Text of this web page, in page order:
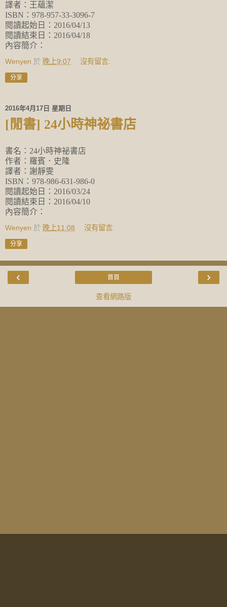
譯者：王蘊潔
ISBN：978-957-33-3096-7
閱讀起始日：2016/04/13
閱讀結束日：2016/04/18
內容簡介：
Wenyen 於 晚上9:07 沒有留言:
分享
2016年4月17日 星期日
[閒書] 24小時神祕書店
書名：24小時神祕書店
作者：羅賓．史隆
譯者：謝靜雯
ISBN：978-986-631-986-0
閱讀起始日：2016/03/24
閱讀結束日：2016/04/10
內容簡介：
Wenyen 於 晚上11:08 沒有留言:
分享
‹ ›
首頁
查看網路版